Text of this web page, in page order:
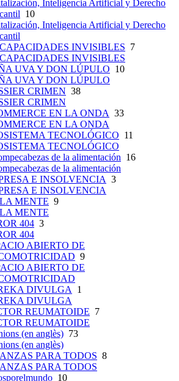
Inteligencia Artificial y Derecho
10
Inteligencia Artificial y Derecho
INVISIBLES 7
INVISIBLES
UVA Y DON LÚPULO 10
UVA Y DON LÚPULO
CRIMEN 38
CRIMEN
EN LA ONDA 33
EN LA ONDA
TECNOLÓGICO 11
TECNOLÓGICO
de la alimentación 16
de la alimentación
E INSOLVENCIA 3
E INSOLVENCIA
MENTE 9
MENTE
404 3
404
ABIERTO DE
9
ABIERTO DE
DIVULGA
1
DIVULGA
REUMATOIDE 7
REUMATOIDE
(en anglès) 73
(en anglès)
PARA TODOS 8
PARA TODOS
10